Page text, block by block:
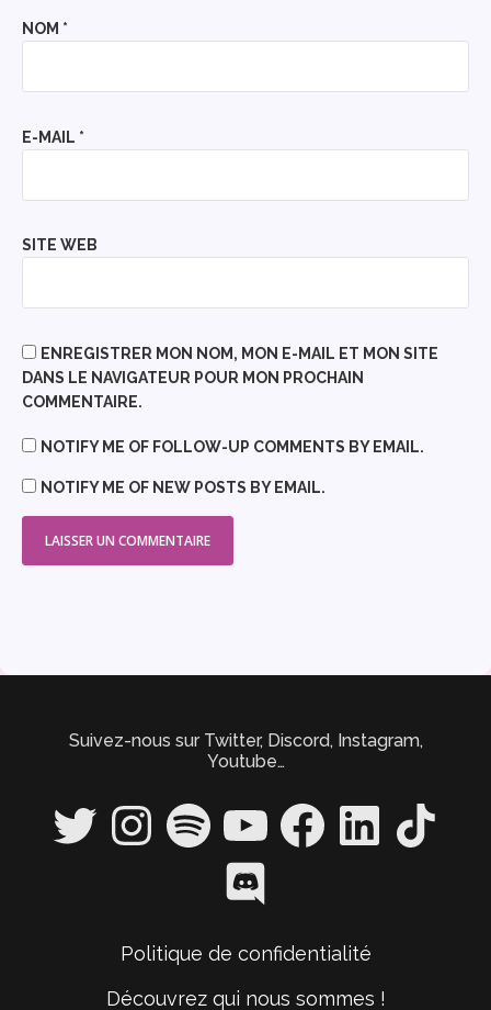
NOM *
E-MAIL *
SITE WEB
ENREGISTRER MON NOM, MON E-MAIL ET MON SITE
DANS LE NAVIGATEUR POUR MON PROCHAIN
COMMENTAIRE.
NOTIFY ME OF FOLLOW-UP COMMENTS BY EMAIL.
NOTIFY ME OF NEW POSTS BY EMAIL.
Suivez-nous sur Twitter, Discord, Instagram,
Youtube…
Twitter InstagramSpotify YouTube FacebookLinkedIn TikTok
Discord
Politique de confidentialité
Découvrez qui nous sommes !